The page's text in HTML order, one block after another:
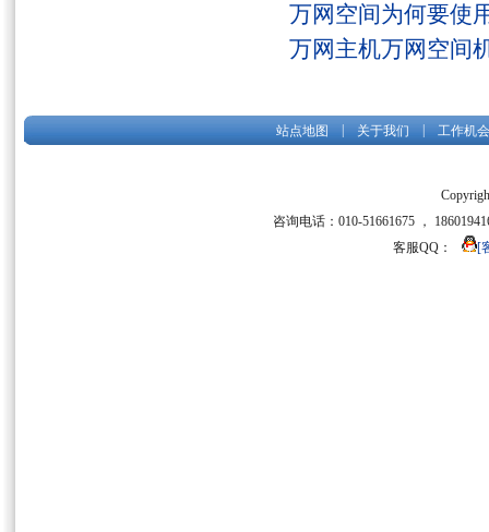
万网空间为何要使
万网主机万网空间
站点地图 关于我们 工作机会
咨询电话：010-51661675 ，
客服QQ：
[